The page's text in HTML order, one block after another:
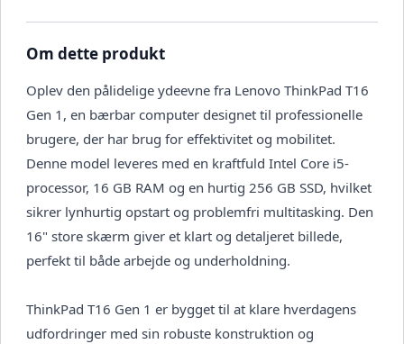
Om dette produkt
Oplev den pålidelige ydeevne fra Lenovo ThinkPad T16
Gen 1, en bærbar computer designet til professionelle
brugere, der har brug for effektivitet og mobilitet.
Denne model leveres med en kraftfuld Intel Core i5-
processor, 16 GB RAM og en hurtig 256 GB SSD, hvilket
sikrer lynhurtig opstart og problemfri multitasking. Den
16" store skærm giver et klart og detaljeret billede,
perfekt til både arbejde og underholdning.
ThinkPad T16 Gen 1 er bygget til at klare hverdagens
udfordringer med sin robuste konstruktion og